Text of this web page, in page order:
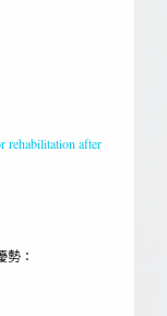
rehabilitation after
：